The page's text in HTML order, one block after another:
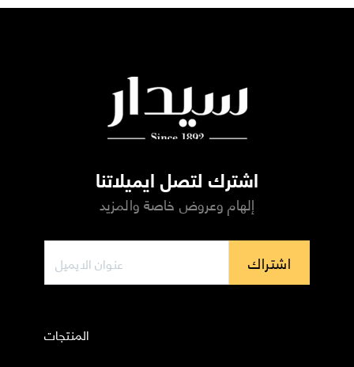
اشترك لتصل ايميلاتنا
إلهام وعروض خاصة والمزيد
اشتراك
المنتجات